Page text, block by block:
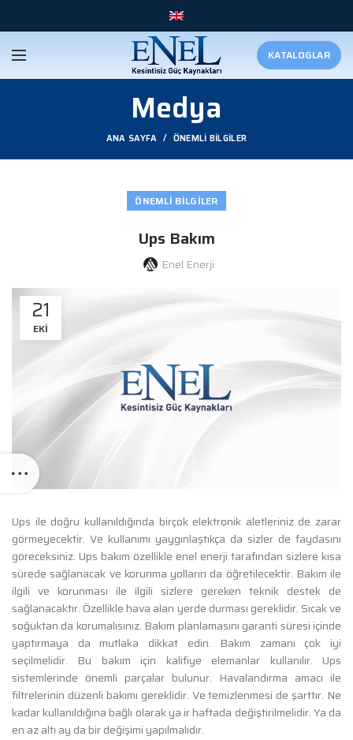
KATALOGLAR
Medya
ANA SAYFA ÖNEMLI BILGILER
ÖNEMLI BILGILER
Ups Bakım
Enel Enerji
21
EKI
Ups ile doğru kullanıldığında birçok elektronik aletleriniz de zarar
görmeyecektir. Ve kullanımı yaygınlaştıkça da sizler de faydasını
göreceksiniz. Ups bakım özellikle enel enerji tarafından sizlere kısa
sürede sağlanacak ve korunma yolların da öğretilecektir. Bakım ile
ilgili ve korunması ile ilgili sizlere gereken teknik destek de
sağlanacaktır. Özellikle hava alan yerde durması gereklidir. Sıcak ve
soğuktan da korumalısınız. Bakım planlamasını garanti süresi içinde
yaptırmaya da mutlaka dikkat edin. Bakım zamanı çok iyi
seçilmelidir. Bu bakım için kalifiye elemanlar kullanılır. Ups
sistemlerinde önemli parçalar bulunur. Havalandırma amacı ile
filtrelerinin düzenli bakımı gereklidir. Ve temizlenmesi de şarttır. Ne
kadar kullanıldığına bağlı olarak ya ir haftada değiştirilmelidir. Ya da
en az altı ay da bir değişimi yapılmalıdır.